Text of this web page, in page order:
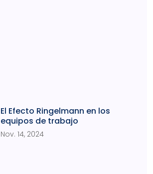
El Efecto Ringelmann en los
equipos de trabajo
Nov. 14, 2024